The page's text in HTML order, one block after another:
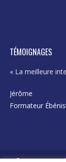
TÉMOIGNAGES
« La meilleure
Jérôme
Formateur